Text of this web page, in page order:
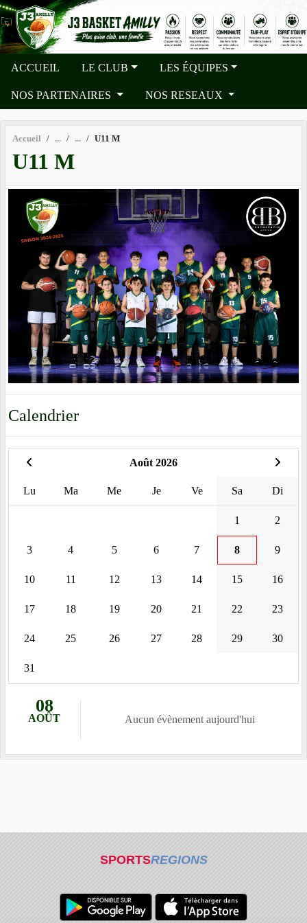
ACCUEIL LE CLUB LES ÉQUIPES
NOS PARTENAIRES NOS RESEAUX
Accueil U11 M
U11 M
Calendrier
Août 2026
Lu Ma Me Je Ve Sa Di
1 2
3 4 5 6 7 8 9
10 11 12 13 14 15 16
17 18 19 20 21 22 23
24 25 26 27 28 29 30
31
08
AOÛT Aucun évènement aujourd'hui
SPORTSREGIONS
Panneau de gestion des cookies